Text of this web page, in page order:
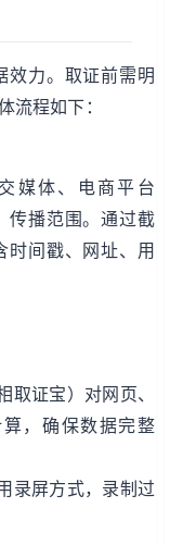
效力。取证前需明
流程如下：
媒体、电商平台
传播范围。通过截
时间戳、网址、用
证宝）对网页、
，确保数据完整
录屏方式，录制过